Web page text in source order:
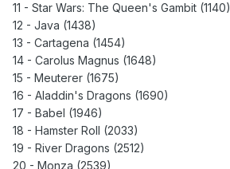
11 - Star Wars: The Queen's Gambit (1140)
12 - Java (1438)
13 - Cartagena (1454)
14 - Carolus Magnus (1648)
15 - Meuterer (1675)
16 - Aladdin's Dragons (1690)
17 - Babel (1946)
18 - Hamster Roll (2033)
19 - River Dragons (2512)
20 - Monza (2539)